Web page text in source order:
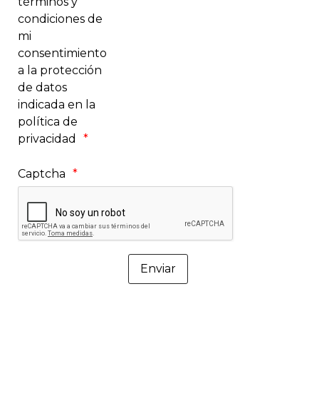
condiciones de
mi
consentimiento
a la protección
de datos
indicada en la
política de
privacidad
Captcha